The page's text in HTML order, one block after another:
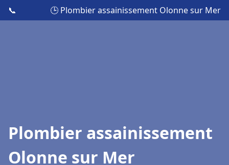
📞 🕒 Plombier assainissement Olonne sur Mer
Plombier assainissement
Olonne sur Mer